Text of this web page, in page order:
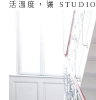
活溫度，讓